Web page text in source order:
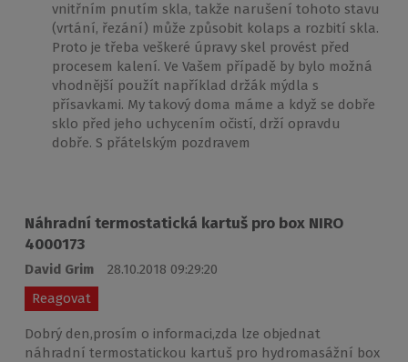
vnitřním pnutím skla, takže narušení tohoto stavu
(vrtání, řezání) může způsobit kolaps a rozbití skla.
Proto je třeba veškeré úpravy skel provést před
procesem kalení. Ve Vašem případě by bylo možná
vhodnější použít například držák mýdla s
přísavkami. My takový doma máme a když se dobře
sklo před jeho uchycením očistí, drží opravdu
dobře. S přátelským pozdravem
Náhradní termostatická kartuš pro box NIRO
4000173
David Grim
28.10.2018 09:29:20
Reagovat
Dobrý den,prosím o informaci,zda lze objednat
náhradní termostatickou kartuš pro hydromasážní box